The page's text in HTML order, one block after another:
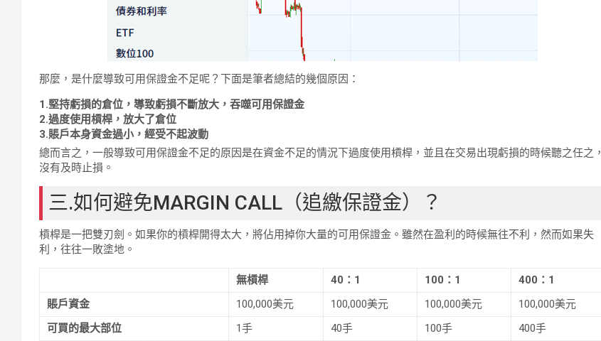
那麼，是什麼導致可用保證金不足呢？下面是筆者總結的幾個原因：
1.堅持虧損的倉位，導致虧損不斷放大，吞噬可用保證金
2.過度使用槓桿，放大了倉位
3.賬戶本身資金過小，經受不起波動
總而言之，一般導致可用保證金不足的原因是在資金不足的情況下過度使用槓桿，並且在交易出現虧損的時候聽之任之，
沒有及時止損。
三.如何避免MARGIN CALL（追繳保證金）？
槓桿是一把雙刃劍。如果你的槓桿開得太大，將佔用掉你大量的可用保證金。雖然在盈利的時候無往不利，然而如果失
利，往往一敗塗地。
無槓桿 40：1 100：1
400：1
賬戶資金
100,000美元 100,000美元 100,000美元
100,000美元
可買的最大部位
1手 40手 100手
400手